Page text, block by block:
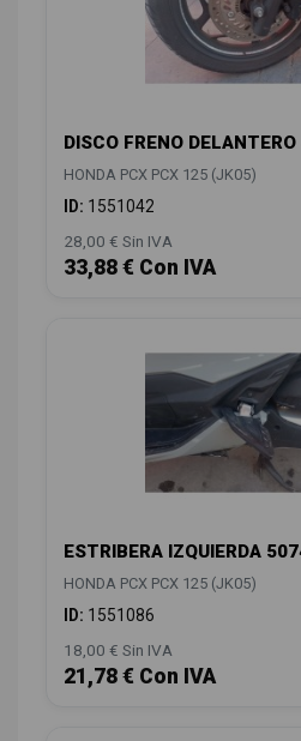
DISCO FRENO
HONDA PCX PCX 125 (JK05)
ID: 1551042
28,00 € Sin IVA
33,88 € Con IVA
ESTRIBERA IZQUIERDA
HONDA PCX PCX 125 (JK05)
ID: 1551086
18,00 € Sin IVA
21,78 € Con IVA